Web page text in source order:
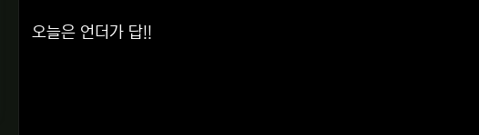
본문
오늘은 언더가 답!!